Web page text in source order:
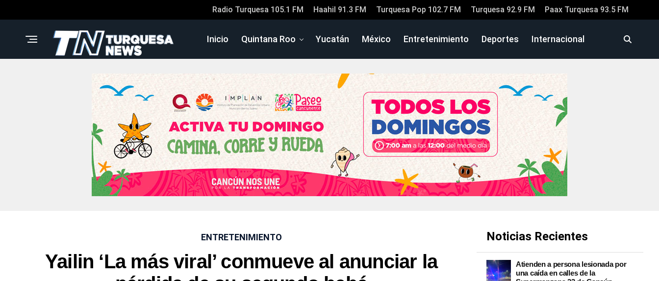
Radio Turquesa 105.1 FM Haahil 91.3 FM Turquesa Pop 102.7 FM Turquesa 92.9 FM Paax Turquesa 93.5 FM
Inicio Quintana Roo Yucatán México Entretenimiento Deportes Internacional
ENTRETENIMIENTO
Yailin ‘La más viral’ conmueve al anunciar la
Noticias Recientes
Atienden a persona lesionada por
una caída en calles de la